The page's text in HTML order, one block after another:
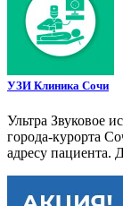
УЗИ Клиника Сочи
Ультра Звуковое
города-курорта
адресу пациента.